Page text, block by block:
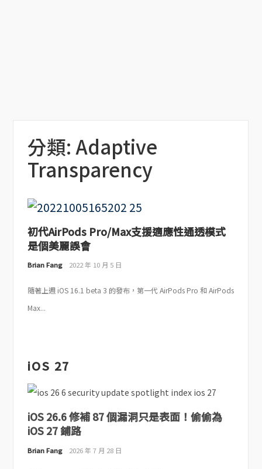
分類: Adaptive
Transparency
初代AirPods Pro/Max支援適應性通透模式
是個美麗誤會
Brian Fang 2022 年 10 月 5 日
隨著上週 iOS 16.1 beta 3 的發布，第一代 AirPods Pro 和 AirPods
Max...
iOS 27
iOS 26.6 修補 87 個漏洞只是表面！偷偷為
iOS 27 鋪路
Brian Fang 2026 年 7 月 28 日